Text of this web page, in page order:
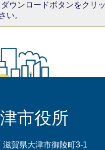
ウンロードボタンをクリ
い。
市役所
賀県大津市御陵町3-1